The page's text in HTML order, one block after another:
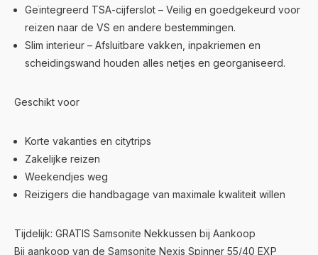
Geïntegreerd TSA-cijferslot – Veilig en goedgekeurd voor
reizen naar de VS en andere bestemmingen.
Slim interieur – Afsluitbare vakken, inpakriemen en
scheidingswand houden alles netjes en georganiseerd.
Geschikt voor
Korte vakanties en citytrips
Zakelijke reizen
Weekendjes weg
Reizigers die handbagage van maximale kwaliteit willen
Tijdelijk: GRATIS Samsonite Nekkussen bij Aankoop
Bij aankoop van de Samsonite Nexis Spinner 55/40 EXP